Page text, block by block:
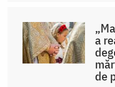
a
de